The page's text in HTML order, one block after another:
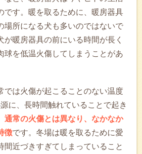
です。暖を取るために、暖房器具
場所になる犬も多いのではないで
が暖房器具の前にいる時間が長く
球を低温火傷してしまうことがあ
では火傷が起こることのない温度
に、長時間触れていることで起き
通常の火傷とは異なり、なかなか
徴です。冬場は暖を取るために愛
間近づきすぎてしまっていること